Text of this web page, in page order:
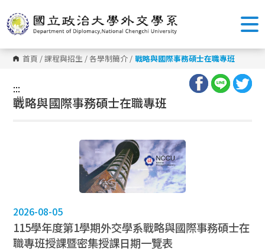
到
主
要
內
容
區 首頁 /課程與招生 /各學制簡介 / 戰略與國際事務碩士在職專班
:::
:::
戰略與國際事務碩士在職專班
2026-08-05
115學年度第1學期外交學系戰略與國際事務碩士在
職專班授課暨密集授課日期一覽表